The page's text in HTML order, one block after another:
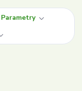
Parametry